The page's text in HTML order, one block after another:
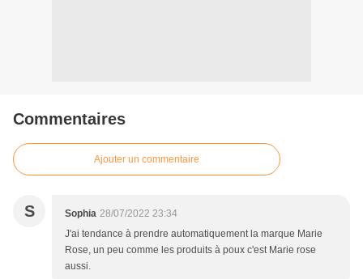
Commentaires
Ajouter un commentaire
S Sophia 28/07/2022 23:34
J'ai tendance à prendre automatiquement la marque Marie
Rose, un peu comme les produits à poux c'est Marie rose
aussi.